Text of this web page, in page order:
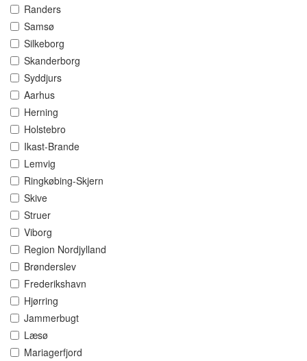
Randers
Samsø
Silkeborg
Skanderborg
Syddjurs
Aarhus
Herning
Holstebro
Ikast-Brande
Lemvig
Ringkøbing-Skjern
Skive
Struer
Viborg
Region Nordjylland
Brønderslev
Frederikshavn
Hjørring
Jammerbugt
Læsø
Mariagerfjord